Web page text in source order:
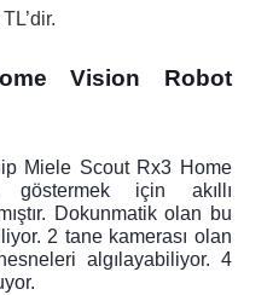
Vision Robot
Miele Scout Rx3 Home
için akıllı
Dokunmatik olan bu
2 tane kamerası olan
algılayabiliyor. 4